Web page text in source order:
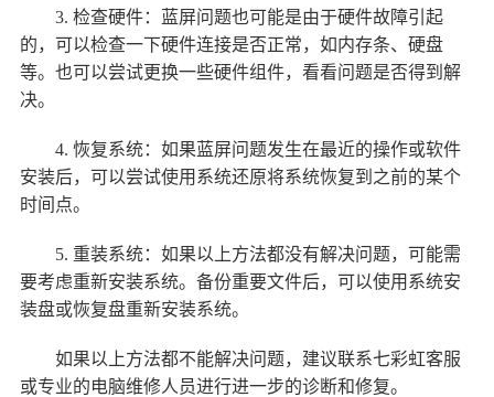
3. 检查硬件：蓝屏问题也可能是由于硬件故障引起
的，可以检查一下硬件连接是否正常，如内存条、硬盘
等。也可以尝试更换一些硬件组件，看看问题是否得到解
决。
4. 恢复系统：如果蓝屏问题发生在最近的操作或软件
安装后，可以尝试使用系统还原将系统恢复到之前的某个
时间点。
5. 重装系统：如果以上方法都没有解决问题，可能需
要考虑重新安装系统。备份重要文件后，可以使用系统安
装盘或恢复盘重新安装系统。
如果以上方法都不能解决问题，建议联系七彩虹客服
或专业的电脑维修人员进行进一步的诊断和修复。